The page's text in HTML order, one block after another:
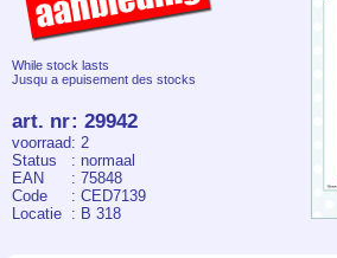
While stock lasts
Jusqu a epuisement des stocks
art. nr: 29942
voorraad: 2
Status
: normaal
EAN
: 75848
Code
: CED7139
Locatie : B 318